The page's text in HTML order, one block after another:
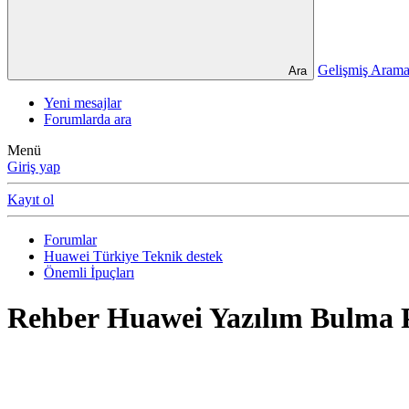
Ara Gelişmiş
Yeni mesajlar
Forumlarda ara
Menü
Giriş yap
Kayıt ol
Forumlar
Huawei Türkiye Teknik destek
Önemli İpuçları
Rehber Huawei Yazılım Bulma